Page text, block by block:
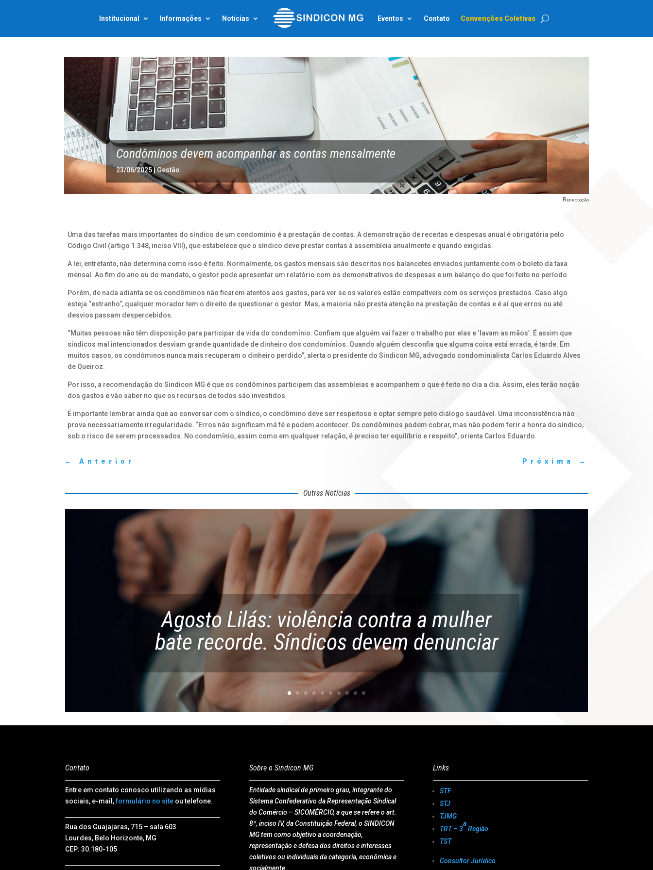
Institucional Informações Notícias Eventos Contato Convenções Coletivas
Condôminos devem acompanhar as contas mensalmente
23/06/2025|Gestão
Reprodução
Uma das tarefas mais importantes do síndico de um condomínio é a prestação de contas. A demonstração de receitas e despesas anual é obrigatória pelo
Código Civil (artigo 1.348, inciso VIII), que estabelece que o síndico deve prestar contas à assembleia anualmente e quando exigidas.
A lei, entretanto, não determina como isso é feito. Normalmente, os gastos mensais são descritos nos balancetes enviados juntamente com o boleto da taxa
mensal. Ao fim do ano ou do mandato, o gestor pode apresentar um relatório com os demonstrativos de despesas e um balanço do que foi feito no período.
Porém, de nada adianta se os condôminos não ficarem atentos aos gastos, para ver se os valores estão compatíveis com os serviços prestados. Caso algo
esteja “estranho”, qualquer morador tem o direito de questionar o gestor. Mas, a maioria não presta atenção na prestação de contas e é aí que erros ou até
desvios passam despercebidos.
“Muitas pessoas não têm disposição para participar da vida do condomínio. Confiam que alguém vai fazer o trabalho por elas e ‘lavam as mãos’. É assim que
síndicos mal intencionados desviam grande quantidade de dinheiro dos condomínios. Quando alguém desconfia que alguma coisa está errada, é tarde. Em
muitos casos, os condôminos nunca mais recuperam o dinheiro perdido”, alerta o presidente do Sindicon MG, advogado condominialista Carlos Eduardo Alves
de Queiroz.
Por isso, a recomendação do Sindicon MG é que os condôminos participem das assembleias e acompanhem o que é feito no dia a dia. Assim, eles terão noção
dos gastos e vão saber no que os recursos de todos são investidos.
É importante lembrar ainda que ao conversar com o síndico, o condômino deve ser respeitoso e optar sempre pelo diálogo saudável. Uma inconsistência não
prova necessariamente irregularidade. “Erros não significam má fé e podem acontecer. Os condôminos podem cobrar, mas não podem ferir a honra do síndico,
sob o risco de serem processados. No condomínio, assim como em qualquer relação, é preciso ter equilíbrio e respeito”, orienta Carlos Eduardo.
← Anterior Próxima →
Outras Notícias
Agosto Lilás: violência contra a mulher
bate recorde. Síndicos devem denunciar
Contato
Entre em contato conosco utilizando as mídias
sociais, e-mail,formulário no site ou telefone.
Rua dos Guajajaras, 715 – sala 603
Lourdes, Belo Horizonte, MG
CEP: 30.180-105
Sobre o Sindicon MG
Entidade sindical de primeiro grau, integrante do
Sistema Confederativo da Representação Sindical
do Comércio – SICOMÉRCIO, a que se refere o art.
8º, inciso IV, da Constituição Federal, o SINDICON
MG tem como objetivo a coordenação,
representação e defesa dos direitos e interesses
coletivos ou individuais da categoria, econômica e
socialmente.
Links
STF
STJ
TJMG
TRT – 3
a
Região
TST
Consultor Jurídico